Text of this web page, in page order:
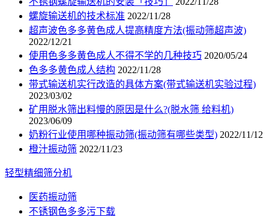
螺旋输送机的技术标准 2022/11/28
超声波色多多黄色成人提高精度方法(振动筛超声波)
2022/12/21
使用色多多黄色成人不得不学的几种技巧 2020/05/24
色多多黄色成人结构 2022/11/28
带式输送机实行改造的具体方案(带式输送机实验过程)
2023/03/02
矿用脱水筛出料慢的原因是什么?(脱水筛 给料机)
2023/06/09
奶粉行业使用哪种振动筛(振动筛有哪些类型) 2022/11/12
橙汁振动筛 2022/11/23
轻型精细筛分机
医药振动筛
不锈钢色多多污下载